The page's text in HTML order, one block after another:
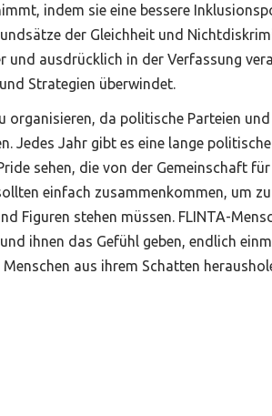
indem sie eine bessere
der Gleichheit und
ausdrücklich in der Verfassung
Strategien überwindet.
da politische Parteien
Jahr gibt es eine lange
sehen, die von der Gemeinschaft
einfach zusammenkommen, um
Figuren stehen müssen. FLINTA-
ihnen das Gefühl geben, endlich
aus ihrem Schatten